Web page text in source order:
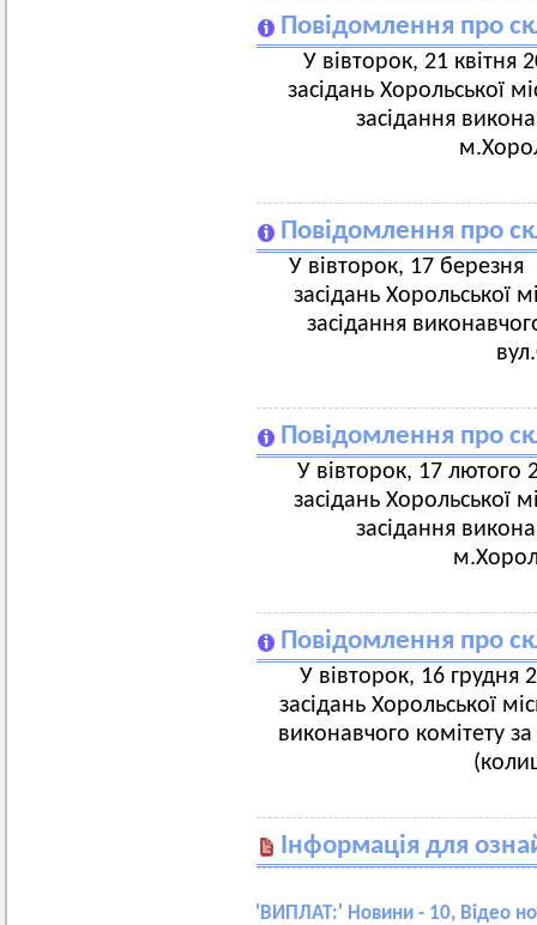
Повідомлення про
У вівторок, 21 квітня
засідань Хорольської
засідання
Повідомлення про
У вівторок, 17 березня
засідань Хорольської
засідання
Повідомлення про
У вівторок, 17 лютого
засідань Хорольської
засідання
Повідомлення про
У вівторок, 16 грудня
засідань Хорольської
виконавчого комітету
Інформація для
' ВИПЛАТ:' Новини - 10, Відео